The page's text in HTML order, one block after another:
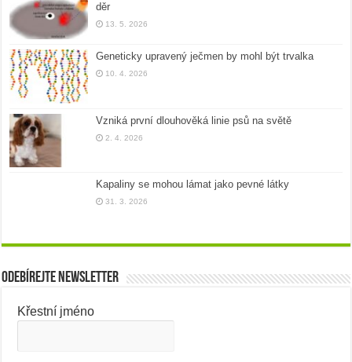
děr
13. 5. 2026
Geneticky upravený ječmen by mohl být trvalka
10. 4. 2026
Vzniká první dlouhověká linie psů na světě
2. 4. 2026
Kapaliny se mohou lámat jako pevné látky
31. 3. 2026
Odebírejte newsletter
Křestní jméno